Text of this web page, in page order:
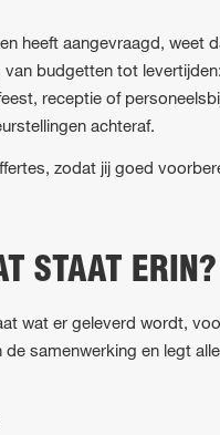
heeft aangevraagd, weet
budgetten tot
receptie of
achteraf.
zodat jij goed
STAAT ERIN?
wat er geleverd wordt,
samenwerking en legt